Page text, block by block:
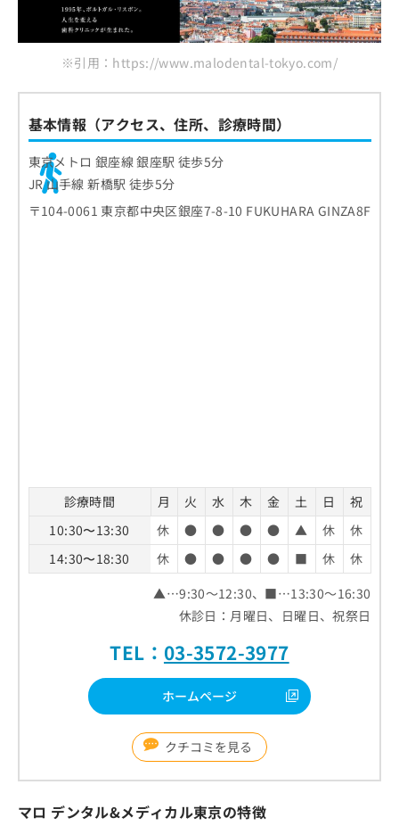
※引用：https://www.malodental-tokyo.com/
基本情報（アクセス、住所、診療時間）
東京メトロ 銀座線 銀座駅 徒歩5分
JR 山手線 新橋駅 徒歩5分
〒104-0061 東京都中央区銀座7-8-10 FUKUHARA GINZA8F
診療時間 月 火 水 木 金 土 日
祝
10:30〜13:30
休 ● ● ● ● ▲ 休
休
14:30〜18:30
休 ● ● ● ● ■ 休
休
▲…9:30～12:30、■…13:30～16:30
休診日：月曜日、日曜日、祝祭日
TEL： 03-3572-3977
ホームページ
クチコミを見る
マロ デンタル&メディカル東京の特徴